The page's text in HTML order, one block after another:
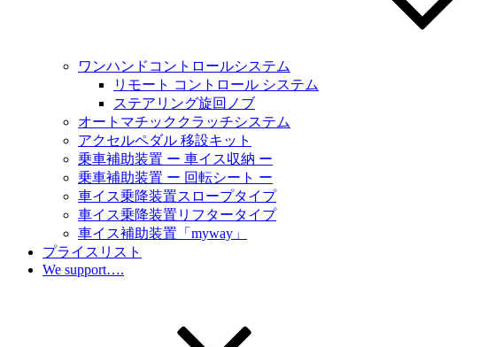
ワンハンドコントロールシステム
リモート コントロール システム
ステアリング旋回ノブ
オートマチッククラッチシステム
アクセルペダル 移設キット
乗車補助装置 ー 車イス収納 ー
乗車補助装置 ー 回転シート ー
車イス乗降装置スロープタイプ
車イス乗降装置リフタータイプ
車イス補助装置「myway」
プライスリスト
We support….